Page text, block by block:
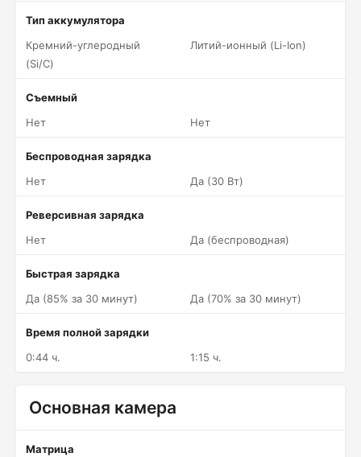
Тип аккумулятора
Кремний-углеродный
(Si/C)
Литий-ионный (Li-Ion)
Съемный
Нет
Нет
Беспроводная зарядка
Нет
Да (30 Вт)
Реверсивная зарядка
Нет
Да (беспроводная)
Быстрая зарядка
Да (85% за 30 минут)
Да (70% за 30 минут)
Время полной зарядки
0:44 ч.
1:15 ч.
Основная камера
Матрица